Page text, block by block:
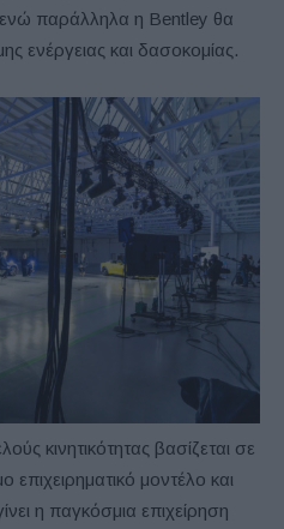
παράλληλα η Bentley θα
ενέργειας και δασοκομίας.
κινητικότητας βασίζεται σε
μοντέλο και
η παγκόσμια επιχείρηση